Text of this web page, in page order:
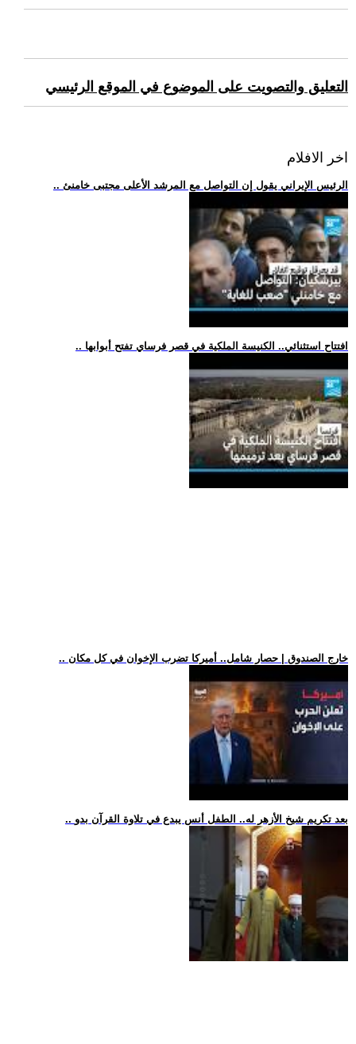
التعليق والتصويت على الموضوع في الموقع الرئيسي
اخر الافلام
.. الرئيس الإيراني يقول إن التواصل مع المرشد الأعلى مجتبى خامنئ
.. افتتاح استثنائي.. الكنيسة الملكية في قصر فرساي تفتح أبوابها
.. خارج الصندوق | حصار شامل.. أميركا تضرب الإخوان في كل مكان
.. بعد تكريم شيخ الأزهر له.. الطفل أنس يبدع في تلاوة القرآن بدو